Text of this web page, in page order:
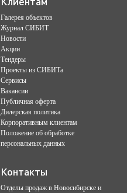
Галерея объектов
Журнал СИБИТ
Новости
Акции
Тендеры
Проекты из СИБИТа
Сервисы
Вакансии
Публичная оферта
Дилерская политика
Корпоративным клиентам
Положение об обработке
персональных данных
Контакты
Отделы продаж в Новосибирске и